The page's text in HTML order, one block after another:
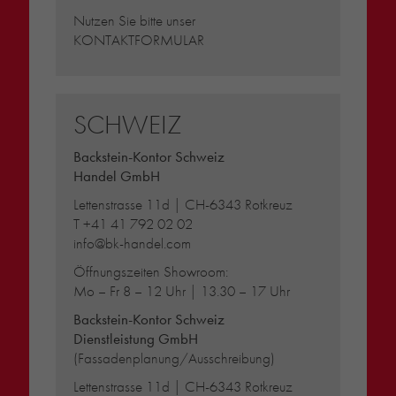
Nutzen Sie bitte unser
KONTAKTFORMULAR
SCHWEIZ
Backstein-Kontor Schweiz
Handel GmbH
Lettenstrasse 11d | CH-6343 Rotkreuz
T+41 41 792 02 02
info@bk-handel.com
Öffnungszeiten Showroom:
Mo – Fr 8 – 12 Uhr | 13.30 – 17 Uhr
Backstein-Kontor Schweiz
Dienstleistung GmbH
(Fassadenplanung/Ausschreibung)
Lettenstrasse 11d | CH-6343 Rotkreuz